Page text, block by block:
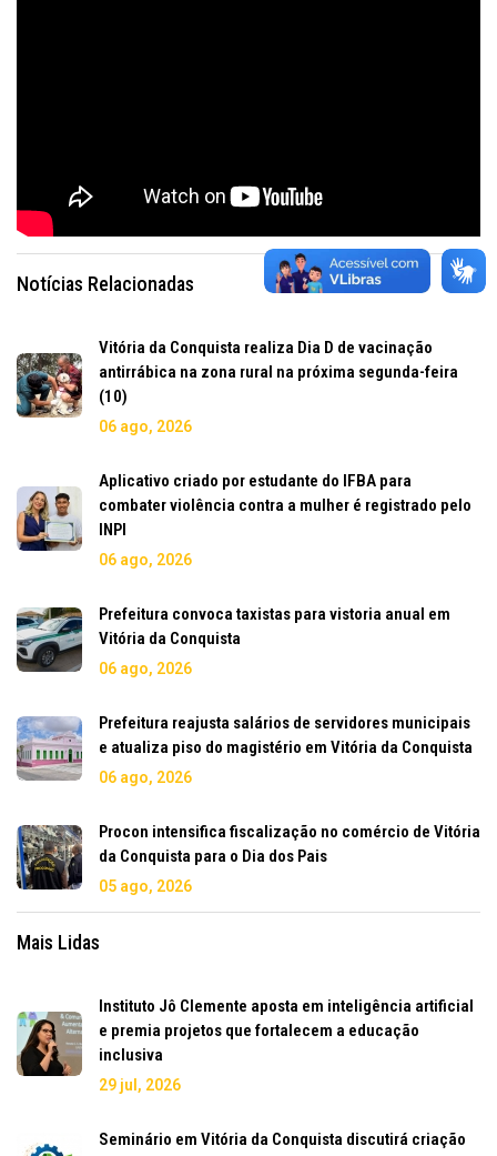
Notícias Relacionadas
Vitória da Conquista realiza Dia D de vacinação
antirrábica na zona rural na próxima segunda-feira
(10)
06 ago, 2026
Aplicativo criado por estudante do IFBA para
combater violência contra a mulher é registrado pelo
INPI
06 ago, 2026
Prefeitura convoca taxistas para vistoria anual em
Vitória da Conquista
06 ago, 2026
Prefeitura reajusta salários de servidores municipais
e atualiza piso do magistério em Vitória da Conquista
06 ago, 2026
Procon intensifica fiscalização no comércio de Vitória
da Conquista para o Dia dos Pais
05 ago, 2026
Mais Lidas
Instituto Jô Clemente aposta em inteligência artificial
e premia projetos que fortalecem a educação
inclusiva
29 jul, 2026
Seminário em Vitória da Conquista discutirá criação